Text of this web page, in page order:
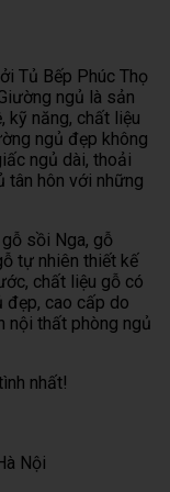
Tủ Bếp Phúc Thọ
ngủ là sản
kỹ năng, chất liệu
ngủ đẹp không
ngủ dài, thoải
tân hôn với những
sồi Nga, gỗ
tự nhiên thiết kế
chất liệu gỗ có
đẹp, cao cấp do
nội thất phòng ngủ
nhất!
Nội